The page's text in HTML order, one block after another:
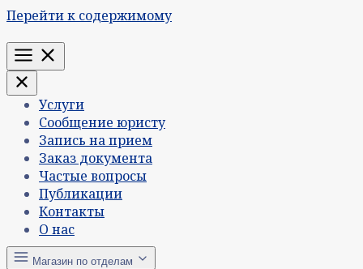
Перейти к содержимому
Меню
Услуги
Сообщение юристу
Запись на прием
Заказ документа
Частые вопросы
Публикации
Контакты
О нас
Магазин по отделам